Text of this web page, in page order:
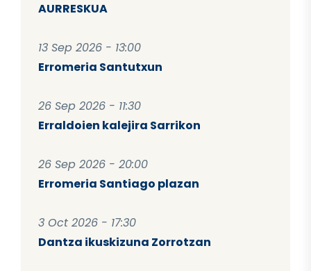
AURRESKUA
13 Sep 2026 - 13:00
Erromeria Santutxun
26 Sep 2026 - 11:30
Erraldoien kalejira Sarrikon
26 Sep 2026 - 20:00
Erromeria Santiago plazan
3 Oct 2026 - 17:30
Dantza ikuskizuna Zorrotzan